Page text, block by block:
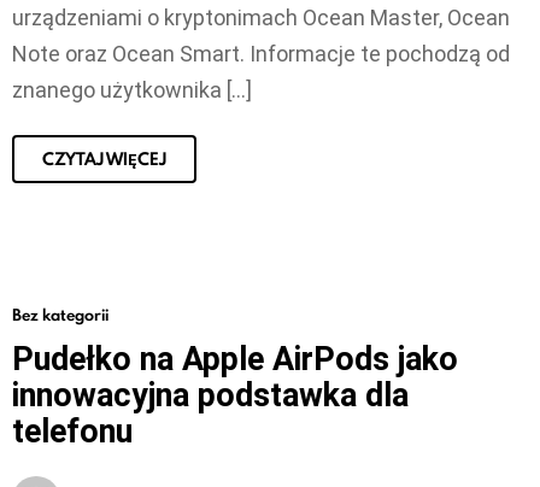
urządzeniami o kryptonimach Ocean Master, Ocean
Note oraz Ocean Smart. Informacje te pochodzą od
znanego użytkownika […]
CZYTAJ WIĘCEJ
Bez kategorii
Pudełko na Apple AirPods jako
innowacyjna podstawka dla
telefonu